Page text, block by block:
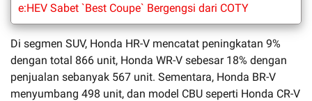
e:HEV Sabet `Best Coupe` Bergengsi dari COTY
Di segmen SUV, Honda HR-V mencatat peningkatan 9%
dengan total 866 unit, Honda WR-V sebesar 18% dengan
penjualan sebanyak 567 unit. Sementara, Honda BR-V
menyumbang 498 unit, dan model CBU seperti Honda CR-V